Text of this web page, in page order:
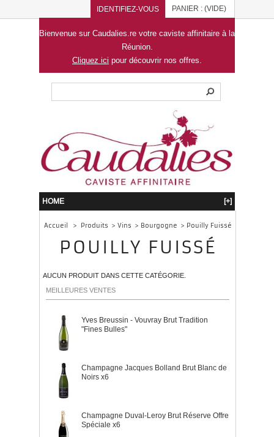
IDENTIFIEZ-VOUS PANIER : (VIDE)
Bienvenue sur Caudalies.re votre caviste affinitaire à la
Réunion.
Cliquez ici pour découvrir nos offres.
HOME [+]
Accueil > Produits > Vins > Bourgogne > Pouilly Fuissé
POUILLY FUISSÉ
AUCUN PRODUIT DANS CETTE CATÉGORIE.
MEILLEURES VENTES
Yves Breussin - Vouvray Brut Tradition
"Fines Bulles"
Champagne Jacques Bolland Brut Blanc de
Noirs x6
Champagne Duval-Leroy Brut Réserve Offre
Spéciale x6